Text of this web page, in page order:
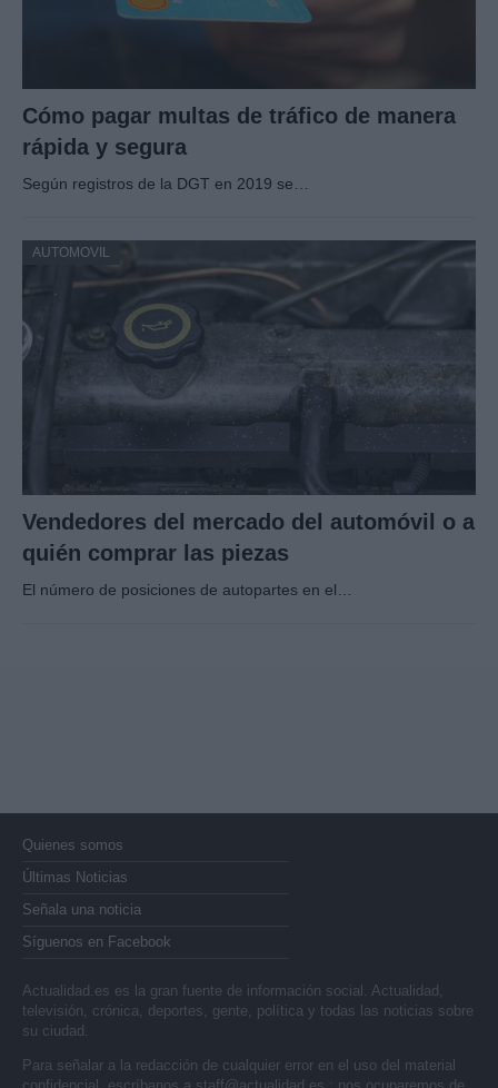
Cómo pagar multas de tráfico de manera
rápida y segura
Según registros de la DGT en 2019 se…
AUTOMOVIL
Vendedores del mercado del automóvil o a
quién comprar las piezas
El número de posiciones de autopartes en el…
Quienes somos
Últimas Noticias
Señala una noticia
Síguenos en Facebook
Actualidad.es es la gran fuente de información social. Actualidad,
televisión, crónica, deportes, gente, política y todas las noticias sobre
su ciudad.
Para señalar a la redacción de cualquier error en el uso del material